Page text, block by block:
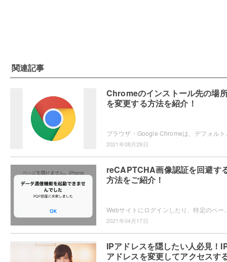
関連記事
Chromeのインストール先の場
を変更する方法を紹介！
2021年08月29日
reCAPTCHA画像認証を回避す
方法をご紹介！
2021年04月17日
IPアドレスを隠したい人必見！
アドレスを変更してアクセスす